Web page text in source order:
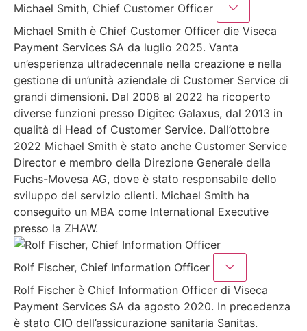
Michael Smith, Chief Customer Officer
Michael Smith è Chief Customer Officer die Viseca
Payment Services SA da luglio 2025. Vanta
un’esperienza ultradecennale nella creazione e nella
gestione di un’unità aziendale di Customer Service di
grandi dimensioni. Dal 2008 al 2022 ha ricoperto
diverse funzioni presso Digitec Galaxus, dal 2013 in
qualità di Head of Customer Service. Dall’ottobre
2022 Michael Smith è stato anche Customer Service
Director e membro della Direzione Generale della
Fuchs-Movesa AG, dove è stato responsabile dello
sviluppo del servizio clienti. Michael Smith ha
conseguito un MBA come International Executive
presso la ZHAW.
Rolf Fischer, Chief Information Officer
Rolf Fischer è Chief Information Officer di Viseca
Payment Services SA da agosto 2020. In precedenza
è stato CIO dell’assicurazione sanitaria Sanitas.